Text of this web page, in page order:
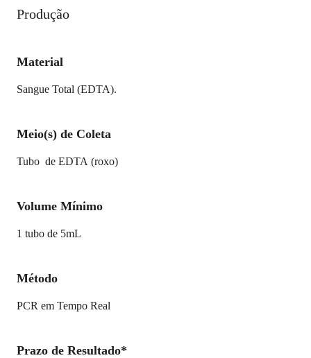
Produção
Material
Sangue Total (EDTA).
Meio(s) de Coleta
Tubo de EDTA (roxo)
Volume Mínimo
1 tubo de 5mL
Método
PCR em Tempo Real
Prazo de Resultado*